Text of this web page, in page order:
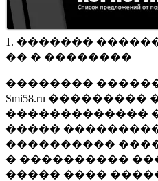
1. �������
�� � ��������
��������
Smi58.ru ���������
�������������
�����
����������
� ����������
����� ����